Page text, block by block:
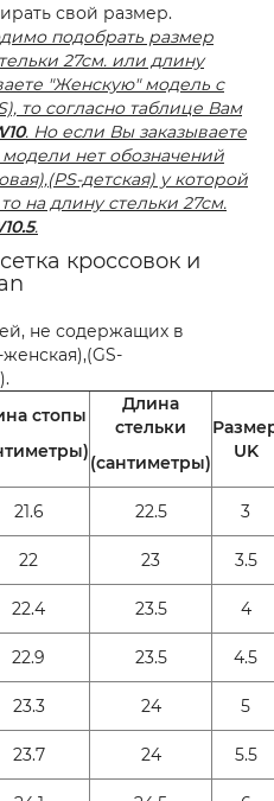
свой размер.
подобрать размер
27см. или длину
"Женскую" модель с
то согласно таблице Вам
. Но если Вы заказываете
нет обозначений
детская) у которой
на длину стельки 27см.
.
кроссовок и
не содержащих в
стопы
Длина
стельки
(сантиметры)
UK
21.6 22.5
3
22 23
3.5
22.4 23.5
4
22.9 23.5
4.5
23.3 24
5
23.7 24
5.5